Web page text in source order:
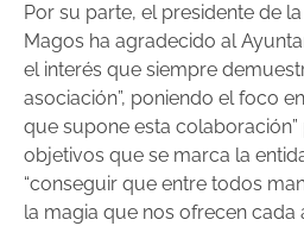
Por su parte, el presidente de
Magos ha agradecido al
el interés que siempre
asociación”, poniendo el foco
que supone esta
objetivos que se marca la
“conseguir que entre todos
la magia que nos ofrecen cada